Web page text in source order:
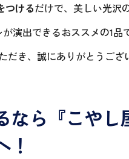
つけるだけで、美しい光沢
演出できるおススメの1品
だき、誠にありがとうござ
なら『こや
！